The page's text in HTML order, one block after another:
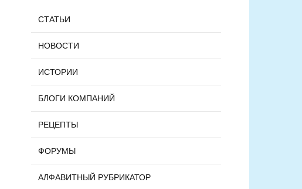
СТАТЬИ
НОВОСТИ
ИСТОРИИ
БЛОГИ КОМПАНИЙ
РЕЦЕПТЫ
ФОРУМЫ
АЛФАВИТНЫЙ РУБРИКАТОР